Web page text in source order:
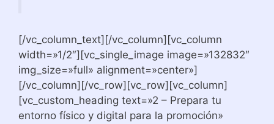
[/vc_column_text][/vc_column][vc_column
width=»1/2″][vc_single_image image=»132832″
img_size=»full» alignment=»center»]
[/vc_column][/vc_row][vc_row][vc_column]
[vc_custom_heading text=»2 – Prepara tu
entorno físico y digital para la promoción»